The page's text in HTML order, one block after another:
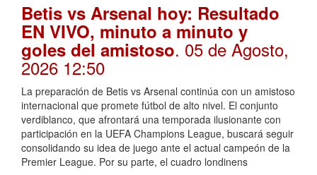
Betis vs Arsenal hoy: Resultado
EN VIVO, minuto a minuto y
goles del amistoso. 05 de Agosto,
2026 12:50
La preparación de Betis vs Arsenal continúa con un amistoso
internacional que promete fútbol de alto nivel. El conjunto
verdiblanco, que afrontará una temporada ilusionante con
participación en la UEFA Champions League, buscará seguir
consolidando su idea de juego ante el actual campeón de la
Premier League. Por su parte, el cuadro londinens